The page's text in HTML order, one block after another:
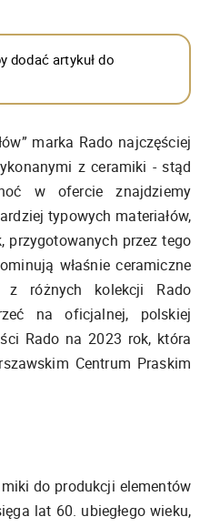
dodać artykuł do
marka Rado najczęściej
z ceramiki - stąd
w ofercie znajdziemy
typowych materiałów,
przygotowanych przez tego
właśnie ceramiczne
z różnych kolekcji Rado
na oficjalnej, polskiej
Rado na 2023 rok, która
Centrum Praskim
do produkcji elementów
lat 60. ubiegłego wieku,